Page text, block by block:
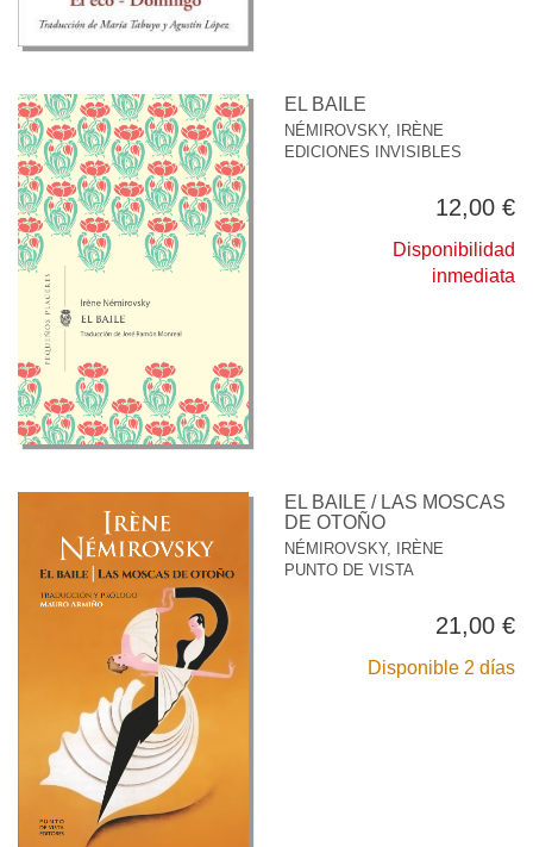
EL BAILE
NÉMIROVSKY, IRÈNE
EDICIONES INVISIBLES
12,00 €
Disponibilidad
inmediata
EL BAILE / LAS MOSCAS
DE OTOÑO
NÉMIROVSKY, IRÈNE
PUNTO DE VISTA
21,00 €
Disponible 2 días